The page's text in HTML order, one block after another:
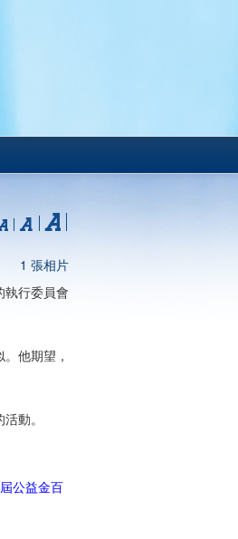
1 張相片
執行委員會
他期望，
動。
公益金百